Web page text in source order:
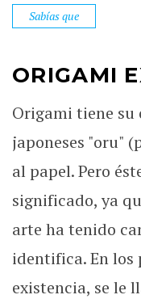
Sabías que
ORIGAMI
Origami tiene su
japoneses "oru"
al papel. Pero
significado, ya
arte ha tenido
identifica. En los
existencia, se le